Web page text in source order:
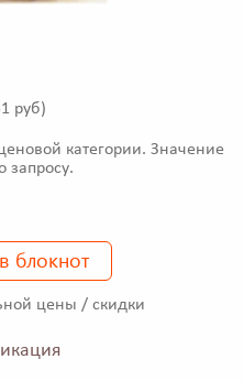
руб)
категории. Значение
запросу.
блокнот
цены / скидки